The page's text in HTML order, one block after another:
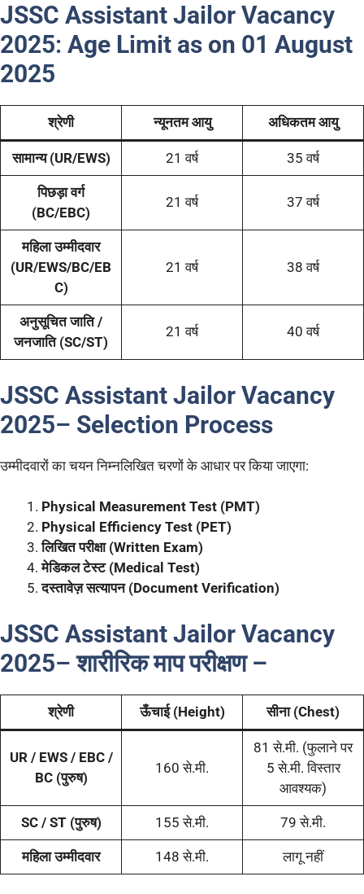
JSSC Assistant Jailor Vacancy
2025: Age Limit as on 01 August
2025
श्रेणी न्यूनतम आयु अधिकतम आयु
सामान्य (UR/EWS) 21 वर्ष 35 वर्ष
पिछड़ा वर्ग
(BC/EBC)
21 वर्ष 37 वर्ष
महिला उम्मीदवार
(UR/EWS/BC/EB
C)
21 वर्ष 38 वर्ष
अनुसूचित जाति /
जनजाति (SC/ST)
21 वर्ष 40 वर्ष
JSSC Assistant Jailor Vacancy
2025– Selection Process
उम्मीदवारों का चयन निम्नलिखित चरणों के आधार पर किया जाएगा:
Physical Measurement Test (PMT)
Physical Efficiency Test (PET)
लिखित परीक्षा (Written Exam)
मेडिकल टेस्ट (Medical Test)
दस्तावेज़ सत्यापन (Document Verification)
JSSC Assistant Jailor Vacancy
2025–शारीरिक माप परीक्षण –
श्रेणी ऊँचाई (Height) सीना (Chest)
UR / EWS / EBC /
BC (पुरुष)
160 से.मी.
81 से.मी. (फुलाने पर
5 से.मी. विस्तार
आवश्यक)
SC / ST (पुरुष) 155 से.मी. 79 से.मी.
महिला उम्मीदवार 148 से.मी. लागू नहीं